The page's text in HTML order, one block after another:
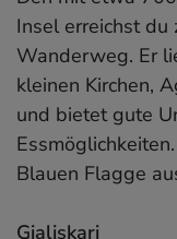
Insel erreichst du
Wanderweg. Er
kleinen Kirchen,
und bietet gute
Blauen Flagge
Gialiskari